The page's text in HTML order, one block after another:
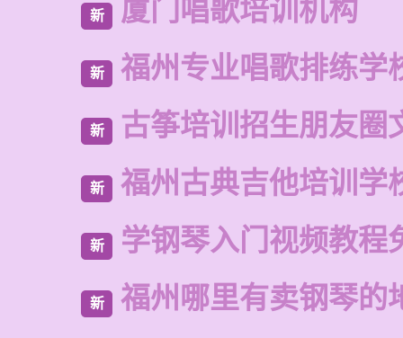
新 厦门唱歌培训机构
新 福州专业唱歌排练学
新 古筝培训招生朋友圈
新 福州古典吉他培训学
新 学钢琴入门视频教程
新 福州哪里有卖钢琴的